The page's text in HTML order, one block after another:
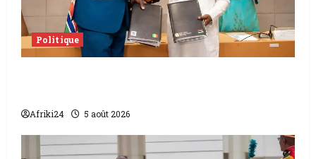
Politique
Afriki24 5 août 2026